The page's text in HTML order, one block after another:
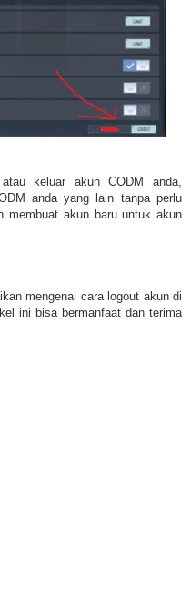
keluar akun CODM anda,
anda yang lain tanpa perlu
membuat akun baru untuk akun
mengenai cara logout akun di
ini bisa bermanfaat dan terima